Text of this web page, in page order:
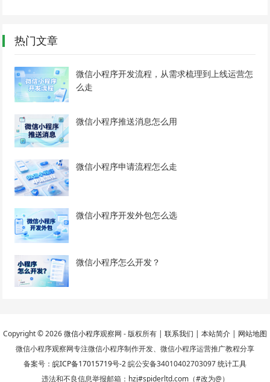
热门文章
微信小程序开发流程，从需求梳理到上线运营怎
么走
微信小程序推送消息怎么用
微信小程序申请流程怎么走
微信小程序开发外包怎么选
微信小程序怎么开发？
Copyright © 2026微信小程序观察网 - 版权所有 | 联系我们 | 本站简介 | 网站地图
微信小程序观察网专注微信小程序制作开发、微信小程序运营推广教程分享
备案号： 皖ICP备17015719号-2皖公安备34010402703097统计工具
违法和不良信息举报邮箱：hzj#spiderltd.com（#改为@）